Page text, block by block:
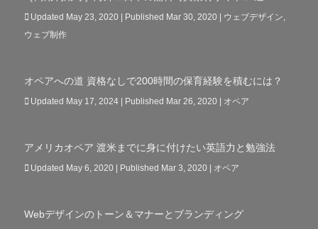
Updated May 23, 2020 | Published Mar 30, 2020| ウェブデザイン,
ウェブ制作
オペアへの道 資格なしで200時間の保育経験を積むには？
Updated May 17, 2024 | Published Mar 26, 2020| オペア
アメリカオペア 渡米までに身に付けたい英語力と勉強法
Updated May 6, 2020 | Published Mar 3, 2020| オペア
Webデザインのトーン＆マナーとブランディング